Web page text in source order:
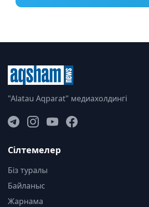
"Alatau Aqparat" медиахолдингі
Сілтемелер
Біз туралы
Байланыс
Жарнама